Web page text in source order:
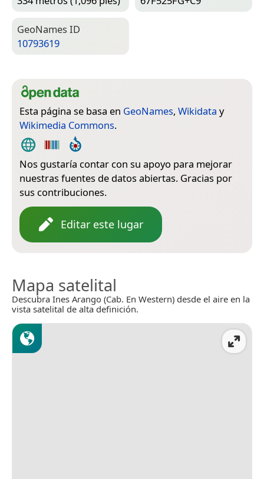
Geo­Names ID
10793619
Esta página se basa en GeoNames, Wikidata y
Wikimedia Commons.
Nos gustaría contar con su apoyo para mejorar
nuestras fuentes de datos abiertas. Gracias por
sus contribuciones.
Editar este lugar
Mapa satelital
Descubra Ines Arango (Cab. En Western) desde el aire en la
vista satelital de alta definición.